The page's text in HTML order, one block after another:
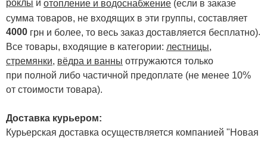
роклы и отопление и водоснабжение (если в заказе
сумма товаров, не входящих в эти группы, составляет
4000 грн и более, то весь заказ доставляется бесплатно).
Все товары, входящие в категории: лестницы,
стремянки, вёдра и ванны отгружаются только
при полной либо частичной предоплате (не менее 10%
от стоимости товара).
Доставка курьером:
Курьерская доставка осуществляется компанией "Новая